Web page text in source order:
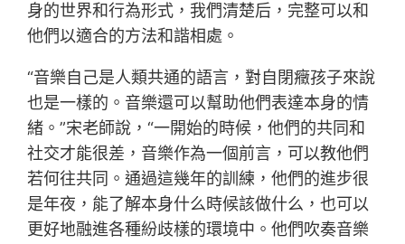
身的世界和行為形式，我們清楚后，完整可以和
他們以適合的方法和諧相處。
“音樂自己是人類共通的語言，對自閉癥孩子來說
也是一樣的。音樂還可以幫助他們表達本身的情
緒。”宋老師說，“一開始的時候，他們的共同和
社交才能很差，音樂作為一個前言，可以教他們
若何往共同。通過這幾年的訓練，他們的進步很
是年夜，能了解本身什么時候該做什么，也可以
更好地融進各種紛歧樣的環境中。他們吹奏音樂